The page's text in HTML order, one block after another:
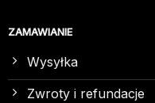
ZAMAWIANIE
Wysyłka
Zwroty i refundacje